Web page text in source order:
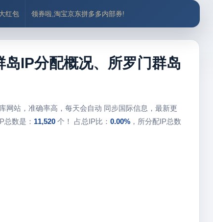
红包 领券啦,淘宝京东拼多多内部券!
IP分配概况、所罗门群岛
网站，准确率高，每天会自动 同步国际信息，最新更
数是： 11,520个！ 占总IP比： 0.00%，所分配IP总数